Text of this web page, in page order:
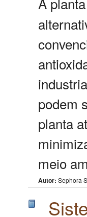
podem
planta
meio
Autor: Sephora